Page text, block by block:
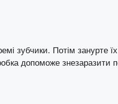
зубчики. Потім занурте
допоможе знезаразити